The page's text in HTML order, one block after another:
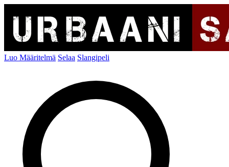
Luo Määritelmä Selaa Slangipeli